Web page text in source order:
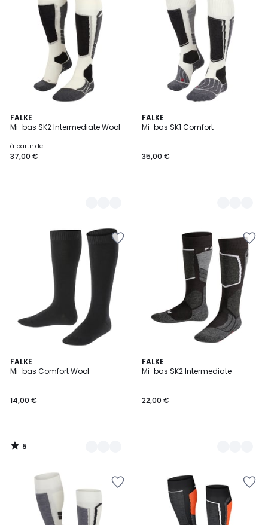
FALKE
Mi-bas SK2 Intermediate Wool
à partir de
37,00 €
3
Couleurs
FALKE
Mi-bas SK1 Comfort
35,00 €
4
Couleurs
FALKE
Mi-bas Comfort Wool
14,00 €
5
/
3
Couleurs
5
/
FALKE
Mi-bas SK2 Intermediate
22,00 €
4
Couleurs